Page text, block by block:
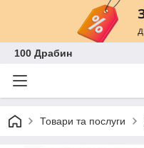
100 Драбин
Товари та послуги